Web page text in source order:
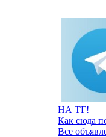
НА ТГ!
Как сюда
Все